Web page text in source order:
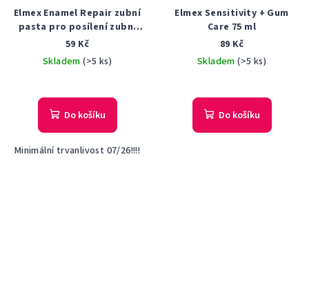
Elmex Enamel Repair zubní
pasta pro posílení zubní
skloviny, 75 ml
59 Kč
Skladem(>5 ks)
hodnocení
produktu
z
Do košíku
Minimální trvanlivost 07/26!!!!
Elmex Sensitivity + Gum
Care 75 ml
89 Kč
Skladem(>5 ks)
hodnocení
produktu
Do košíku